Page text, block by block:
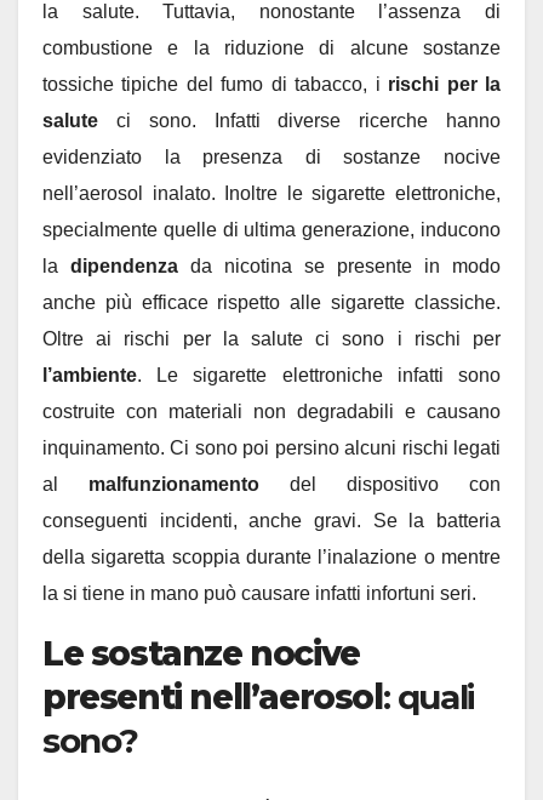
la salute. Tuttavia, nonostante l’assenza di
combustione e la riduzione di alcune sostanze
tossiche tipiche del fumo di tabacco, i rischi per la
salute ci sono. Infatti diverse ricerche hanno
evidenziato la presenza di sostanze nocive
nell’aerosol inalato. Inoltre le sigarette elettroniche,
specialmente quelle di ultima generazione, inducono
la dipendenza da nicotina se presente in modo
anche più efficace rispetto alle sigarette classiche.
Oltre ai rischi per la salute ci sono i rischi per
l’ambiente. Le sigarette elettroniche infatti sono
costruite con materiali non degradabili e causano
inquinamento. Ci sono poi persino alcuni rischi legati
al malfunzionamento del dispositivo con
conseguenti incidenti, anche gravi. Se la batteria
della sigaretta scoppia durante l’inalazione o mentre
la si tiene in mano può causare infatti infortuni seri.
Le sostanze nocive
presenti nell’aerosol : quali
sono?